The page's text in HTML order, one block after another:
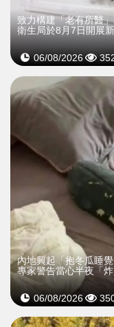
致力構建「老有所醫
衛生局於8月7日開展
06/08/2026
內地興起「抱冬瓜睡
專家警告當心半夜「炸
06/08/2026